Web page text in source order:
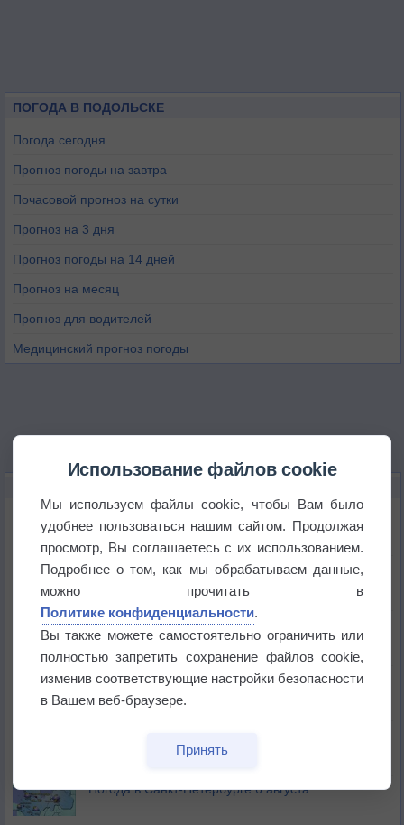
ПОГОДА В ПОДОЛЬСКЕ
Погода сегодня
Прогноз погоды на завтра
Почасовой прогноз на сутки
Прогноз на 3 дня
Прогноз погоды на 14 дней
Прогноз на месяц
Прогноз для водителей
Медицинский прогноз погоды
Атмосфера начала замерзать
В Приморье обнаружены морские волны тепла
Изменение климата повлияло на ареал обитания
бабочек
Погода в Екатеринбурге 6 августа
Погода в Санкт-Петербурге 6 августа
Использование файлов cookie
Мы используем файлы cookie, чтобы Вам было
удобнее пользоваться нашим сайтом. Продолжая
просмотр, Вы соглашаетесь с их использованием.
Подробнее о том, как мы обрабатываем данные,
можно прочитать в
Политике конфиденциальности.
Вы также можете самостоятельно ограничить или
полностью запретить сохранение файлов cookie,
изменив соответствующие настройки безопасности
в Вашем веб-браузере.
Принять